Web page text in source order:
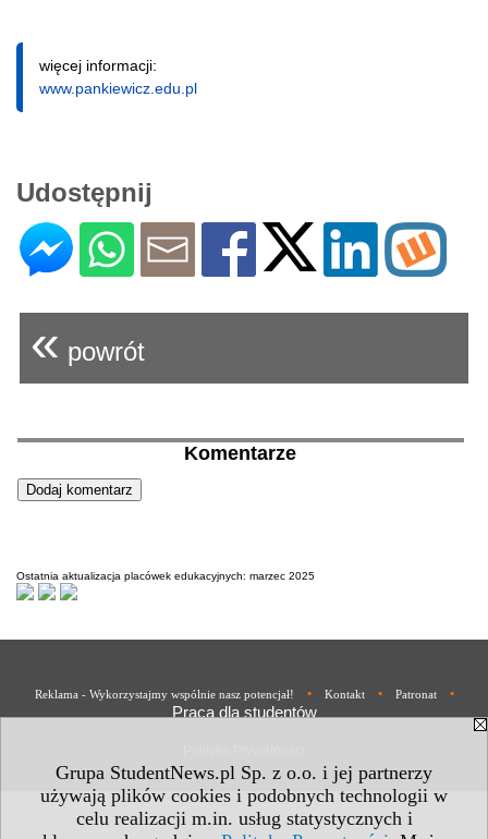
Grupa StudentNews.pl Sp. z o.o. i jej partnerzy
używają plików cookies i podobnych technologii w
celu realizacji m.in. usług statystycznych i
więcej informacji:
www.pankiewicz.edu.pl
Udostępnij
« powrót
Komentarze
Ostatnia aktualizacja placówek edukacyjnych: marzec 2025
Reklama - Wykorzystajmy wspólnie nasz potencjał! • Kontakt • Patronat •
Praca dla studentów